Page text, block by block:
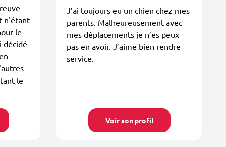
n'étant
le
décidé
le
J’ai toujours eu un chien chez mes
parents. Malheureusement avec
mes déplacements je n’es peux
pas en avoir. J’aime bien rendre
service.
Voir son profil